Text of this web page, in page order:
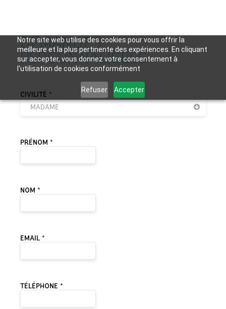
Notre site web utilise des cookies pour vous offrir la
meilleure et la plus pertinente des expériences. En cliquant
sur accepter, vous donnez votre consentement à
l'utilisation de cookies conformément
Refuser Accepter
DEMANDES
PERSONNALISÉES
VEUILLEZ LAISSER CE CHAMP VIDE.
CIVILITÉ *
MADAME
PRÉNOM *
NOM *
EMAIL *
TÉLÉPHONE *